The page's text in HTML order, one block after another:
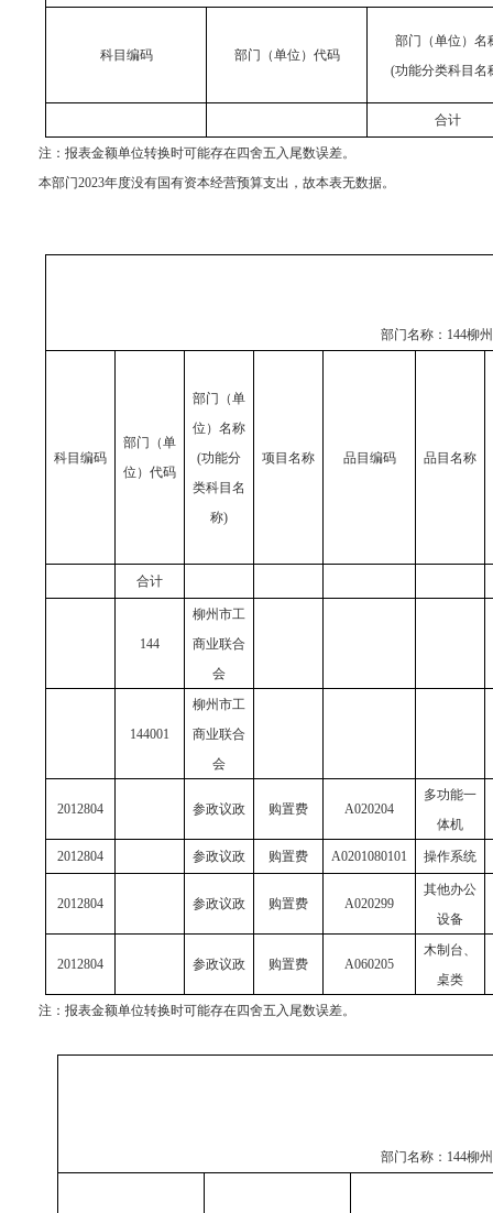
科目编码 部门（单位）代码
部门（单位）名
(功能分类科目名
合计
注：报表金额单位转换时可能存在四舍五入尾数误差。
本部门2023年度没有国有资本经营预算支出，故本表无数据。
部门名称： 144柳
科目编码
部门（单
位）代码
部门（单
位）名称
(功能分
类科目名
称)
项目名称 品目编码 品目名称
合计
144
柳州市工
商业联合
会
144001
柳州市工
商业联合
会
2012804 参政议政 购置费 A020204
多功能一
体机
2012804 参政议政 购置费 A0201080101 操作系统
2012804 参政议政 购置费 A020299
其他办公
设备
2012804 参政议政 购置费 A060205
木制台、
桌类
注：报表金额单位转换时可能存在四舍五入尾数误差。
部门名称： 144柳